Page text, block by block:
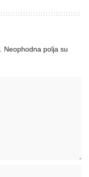
Neophodna polja su